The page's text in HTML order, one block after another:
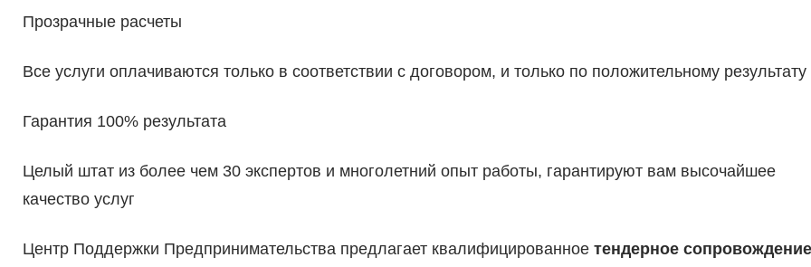
Прозрачные расчеты
Все услуги оплачиваются только в соответствии с договором, и только по положительному результату
Гарантия 100% результата
Целый штат из более чем 30 экспертов и многолетний опыт работы, гарантируют вам высочайшее
качество услуг
Центр Поддержки Предпринимательства предлагает квалифицированное тендерное сопровождение